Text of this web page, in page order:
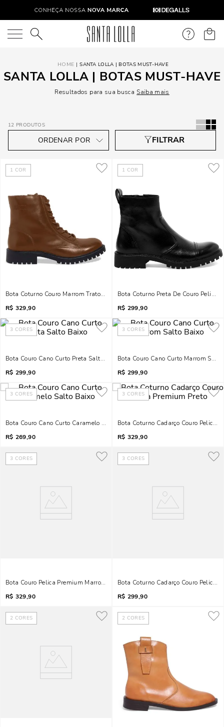
O que você está procurando?
SANTA LOLLA | BOTAS MUST-HAVE
SANTA LOLLA | BOTAS MUST-HAVE
Resultados para sua busca Saiba mais
12 PRODUTOS
1 COR
Bota Coturno Couro Marrom Tratorada Cadarço
R$ 329,90
1 COR
Bota Coturno Preta De Couro Pelica
R$ 299,90
3 CORES
Bota Couro Cano Curto Preta Salto Baixo
R$ 299,90
3 CORES
Bota Couro Cano Curto Marrom
R$ 299,90
3 CORES
Bota Couro Cano Curto Caramelo Salto Baixo
R$ 269,90
3 CORES
Bota Coturno Cadarço Couro Pelica
R$ 329,90
3 CORES
Bota Couro Pelica Premium Marrom Cocoa
R$ 329,90
3 CORES
Bota Coturno Cadarço Couro Pelica
R$ 299,90
2 CORES 2 CORES